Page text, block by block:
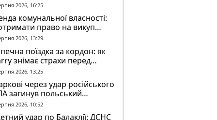
2026, 16:25
комунальної власності:
право на викуп
2026, 13:29
поїздка за кордон: як
знімає страхи перед
дорогою
2026, 13:25
через удар російського
загинув польський
Марек Русек-
2026, 10:52
удар по Балаклії: ДСНС